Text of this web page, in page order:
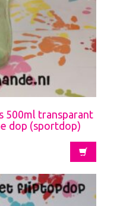
500ml transparant
dop (sportdop)